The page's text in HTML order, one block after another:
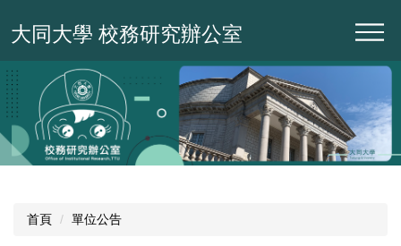
到
要
內
容
區
大同大學 校務研究辦公室
首頁 單位公告